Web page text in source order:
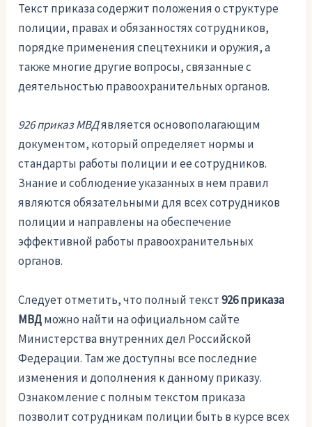
Текст приказа содержит положения о структуре
полиции, правах и обязанностях сотрудников,
порядке применения спецтехники и оружия, а
также многие другие вопросы, связанные с
деятельностью правоохранительных органов.
926 приказ МВДявляется основополагающим
документом, который определяет нормы и
стандарты работы полиции и ее сотрудников.
Знание и соблюдение указанных в нем правил
являются обязательными для всех сотрудников
полиции и направлены на обеспечение
эффективной работы правоохранительных
органов.
Следует отметить, что полный текст926 приказа
МВДможно найти на официальном сайте
Министерства внутренних дел Российской
Федерации. Там же доступны все последние
изменения и дополнения к данному приказу.
Ознакомление с полным текстом приказа
позволит сотрудникам полиции быть в курсе всех